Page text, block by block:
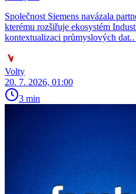
Společnost Siemens navázala
kterému rozšiřuje ekosystém
kontextualizaci průmyslových
Volty
20. 7. 2026, 01:00
3 min